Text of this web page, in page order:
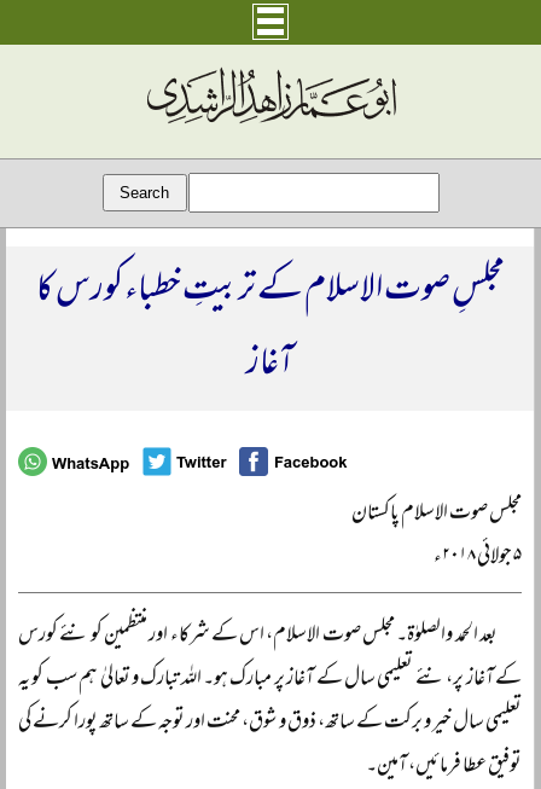
مجلسِ صوت الاسلام کے تربیتِ خطباء کورس کا
آغاز
مجلس صوت الاسلام پاکستان
۵ جولائی ۲۰۱۸ء
بعد الحمد والصلوٰۃ۔ مجلس صوت الاسلام، اس کے شرکاء اور منتظمین کو نئے کورس
کے آغاز پر، نئے تعلیمی سال کے آغاز پر مبارک ہو۔ اللہ تبارک و تعالیٰ ہم سب کو یہ
تعلیمی سال خیر و برکت کے ساتھ، ذوق و شوق، محنت اور توجہ کے ساتھ پورا کرنے کی
توفیق عطا فرمائیں، آمین۔